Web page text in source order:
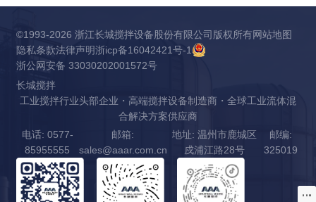
©1993-2026 浙江长城搅拌设备股份有限公司版权所有网站地图
隐私条款法律声明浙icp备16042421号-1
浙公网安备 33030202001572号
长城搅拌
工业搅拌行业头部企业・高端搅拌设备制造商・全球工业流体混
合解决方案供应商
电话: 0577-
85955555
邮箱:
sales@aaar.com.cn
地址: 温州市鹿城区
戍浦江路28号
邮编:
325019